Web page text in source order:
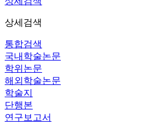
상세검색
통합검색
국내학술논문
학위논문
해외학술논문
학술지
단행본
연구보고서